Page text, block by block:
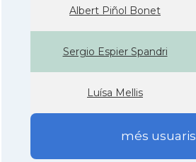
Albert Piñol Bonet
Sergio Espier Spandri
Luísa Mellis
més usuaris